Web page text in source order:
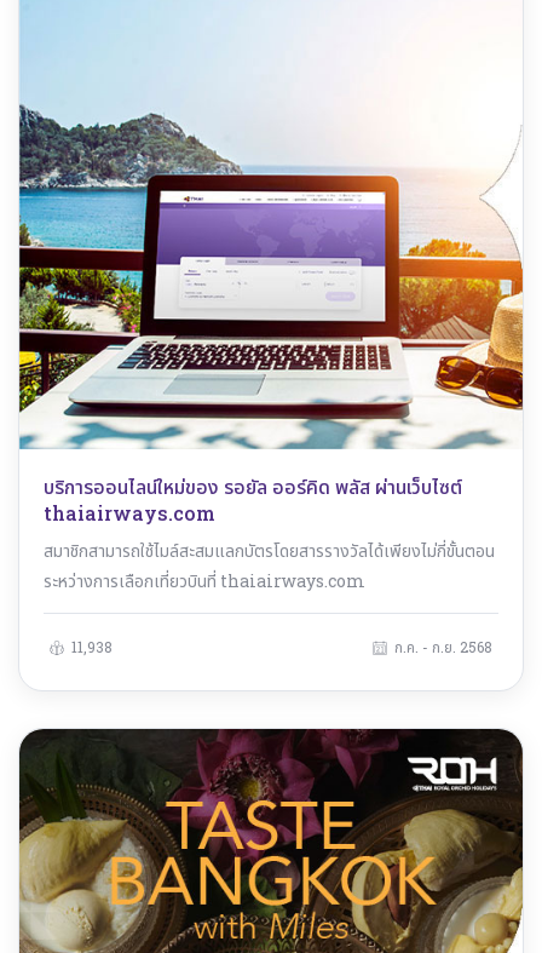
บริการออนไลน์ใหม่ของ รอยัล ออร์คิด พลัส ผ่านเว็บไซต์
thaiairways.com
สมาชิกสามารถใช้ไมล์สะสมแลกบัตรโดยสารรางวัลได้เพียงไม่กี่ขั้นตอน
ระหว่างการเลือกเที่ยวบินที่ thaiairways.com
11,938 ก.ค. - ก.ย. 2568